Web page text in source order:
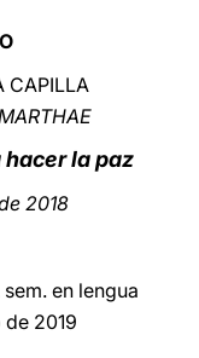
CAPILLA
hacer la paz
2018
sem. en lengua
2019